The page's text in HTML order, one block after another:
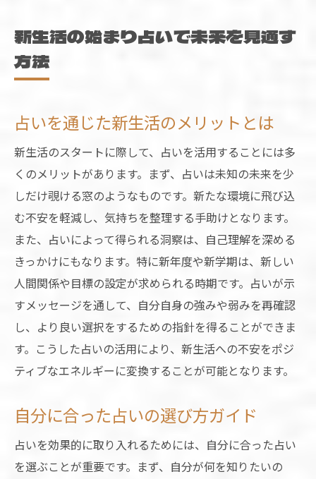
日常に取り入れる占いの実践ポイント
占いで新年度を迎える心構えとヒント
占いを活用した目標設定の仕方
新年度に向けたポジティブ思考の育て方
占いが示す新たな挑戦のタイミング
新生活に役立つ占いの活用法
新学期の不安を占いで解消する実践的なステッ
プ
新学期に備える占いの活用法
不安を和らげる占いのメッセージ
占いで見つける学業のベストタイミング
新たな環境での人間関係を良好にするヒン
ト
占いで導く新たな学びの機会
占いを活用した新生活のポジティブなスタート
占いがもたらす前向きなマインドセット
新生活の始まり占いで未来を見通す
方法
占いを通じた新生活のメリットとは
新生活のスタートに際して、占いを活用することには多
くのメリットがあります。まず、占いは未知の未来を少
しだけ覗ける窓のようなものです。新たな環境に飛び込
む不安を軽減し、気持ちを整理する手助けとなります。
また、占いによって得られる洞察は、自己理解を深める
きっかけにもなります。特に新年度や新学期は、新しい
人間関係や目標の設定が求められる時期です。占いが示
すメッセージを通して、自分自身の強みや弱みを再確認
し、より良い選択をするための指針を得ることができま
す。こうした占いの活用により、新生活への不安をポジ
ティブなエネルギーに変換することが可能となります。
自分に合った占いの選び方ガイド
占いを効果的に取り入れるためには、自分に合った占い
を選ぶことが重要です。まず、自分が何を知りたいの